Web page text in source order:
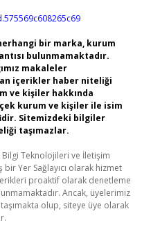
bir marka, kurum
bulunmamaktadır.
makaleler
içerikler haber niteliği
ve kişiler hakkında
kurum ve kişiler ile isim
Sitemizdeki bilgiler
taşımazlar.
Bilgi Teknolojileri ve İletişim
bir Yer Sağlayıcı olarak hizmet
proaktif olarak denetleme
Ancak, üyelerimiz
olup, siteye üye olarak